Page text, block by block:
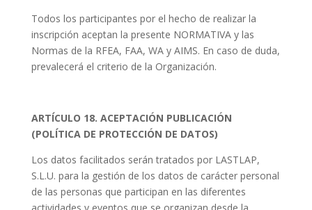
Todos los participantes por el hecho de realizar la
inscripción aceptan la presente NORMATIVA y las
Normas de la RFEA, FAA, WA y AIMS. En caso de duda,
prevalecerá el criterio de la Organización.
ARTÍCULO 18. ACEPTACIÓN PUBLICACIÓN
(POLÍTICA DE PROTECCIÓN DE DATOS)
Los datos facilitados serán tratados por LASTLAP,
S.L.U. para la gestión de los datos de carácter personal
de las personas que participan en las diferentes